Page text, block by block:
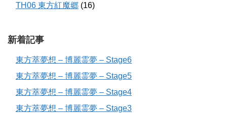
TH06 東方紅魔郷 (16)
新着記事
東方萃夢想 – 博麗霊夢 – Stage6
東方萃夢想 – 博麗霊夢 – Stage5
東方萃夢想 – 博麗霊夢 – Stage4
東方萃夢想 – 博麗霊夢 – Stage3